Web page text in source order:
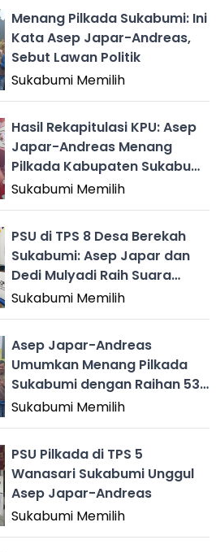
Menang Pilkada Sukabumi: Ini
Kata Asep Japar-Andreas,
Sebut Lawan Politik
Sukabumi Memilih
Hasil Rekapitulasi KPU: Asep
Japar-Andreas Menang
Pilkada Kabupaten Sukabumi
2024
Sukabumi Memilih
PSU di TPS 8 Desa Berekah
Sukabumi: Asep Japar dan
Dedi Mulyadi Raih Suara
Terbanyak
Sukabumi Memilih
Asep Japar-Andreas
Umumkan Menang Pilkada
Sukabumi dengan Raihan 53
Persen
Sukabumi Memilih
PSU Pilkada di TPS 5
Wanasari Sukabumi Unggul
Asep Japar-Andreas
Sukabumi Memilih